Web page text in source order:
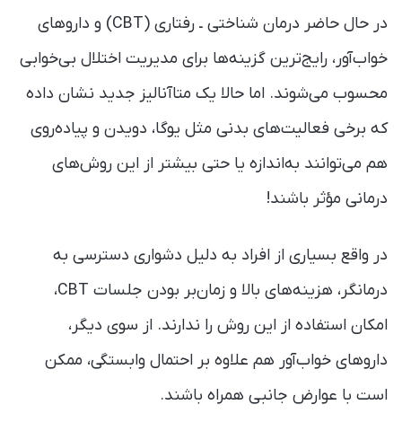
در حال حاضر درمان شناختی‌ ـ رفتاری (CBT) و داروهای
خواب‌آور، رایج‌ترین گزینه‌ها برای مدیریت اختلال بی‌خوابی
محسوب می‌شوند. اما حالا یک متاآنالیز جدید نشان داده
که برخی فعالیت‌های بدنی مثل یوگا، دویدن و پیاده‌روی
هم می‌توانند به‌اندازه‌ یا حتی بیشتر از این روش‌های
درمانی مؤثر باشند!
در واقع بسیاری از افراد به دلیل دشواری دسترسی به
درمانگر، هزینه‌های بالا و زمان‌بر بودن جلسات CBT،
امکان استفاده از این روش را ندارند. از سوی دیگر،
داروهای خواب‌آور هم علاوه بر احتمال وابستگی، ممکن
است با عوارض جانبی همراه باشند.